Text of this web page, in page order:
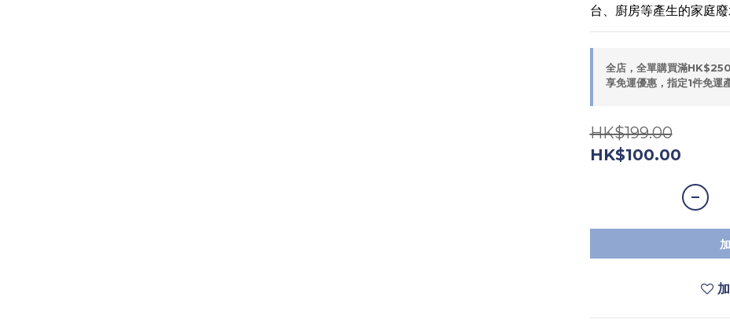
台、廚房等產生的家庭廢
全店，全單購買滿
享免運優惠，指定1件免運
HK$199.00
HK$100.00